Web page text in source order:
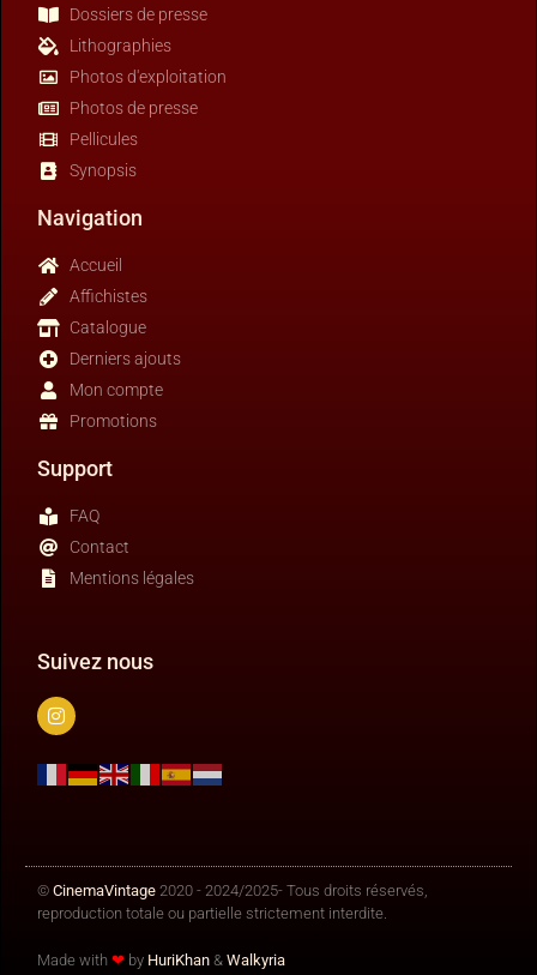
Dossiers de presse
Lithographies
Photos d'exploitation
Photos de presse
Pellicules
Synopsis
Navigation
Accueil
Affichistes
Catalogue
Derniers ajouts
Mon compte
Promotions
Support
FAQ
Contact
Mentions légales
Suivez nous
© CinemaVintage 2020 - 2024/2025- Tous droits réservés,
reproduction totale ou partielle strictement interdite.
Made with ❤ by HuriKhan ​​ & Walkyria